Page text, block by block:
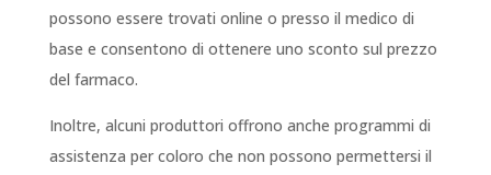
possono essere trovati online o presso il medico di
base e consentono di ottenere uno sconto sul prezzo
del farmaco.
Inoltre, alcuni produttori offrono anche programmi di
assistenza per coloro che non possono permettersi il